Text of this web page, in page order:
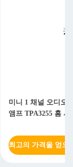
미니 1 채널 오디오
앰프 TPA3255 홈
최고의 가격을 얻으